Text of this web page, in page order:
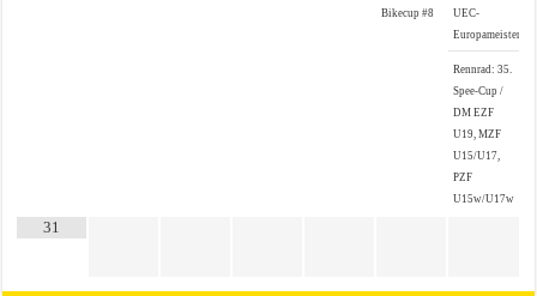
Bikecup #8
UEC-
Rennrad: 35.
Spee-Cup /
DM EZF
U19, MZF
U15/U17,
PZF
U15w/U17w
31